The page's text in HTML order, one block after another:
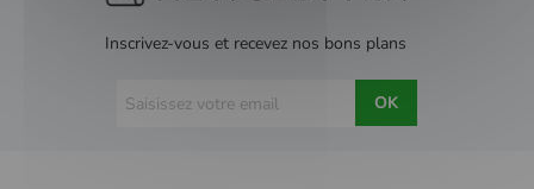
Inscrivez-vous et recevez nos bons plans
OK